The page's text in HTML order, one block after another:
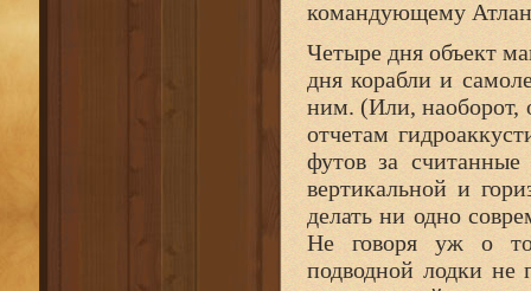
командующему
Четыре дня объект
дня корабли и
ним. (Или, наоборот,
отчетам
футов за
вертикальной и
делать ни одно
Не говоря уж о
подводной лодки не